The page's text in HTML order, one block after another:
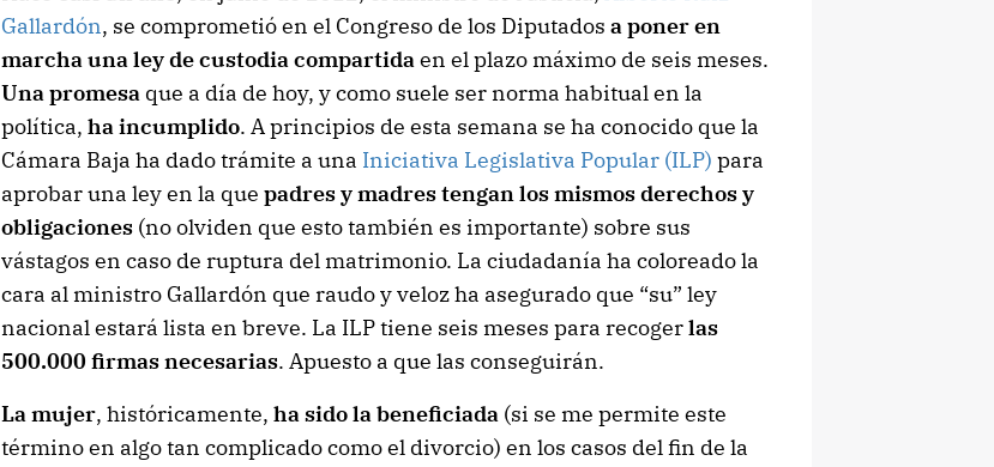
Gallardón, se comprometió en el Congreso de los Diputados a poner en
marcha una ley de custodia compartidaen el plazo máximo de seis meses.
Una promesaque a día de hoy, y como suele ser norma habitual en la
política, ha incumplido. A principios de esta semana se ha conocido que la
Cámara Baja ha dado trámite a una Iniciativa Legislativa Popular (ILP) para
aprobar una ley en la que padres y madres tengan los mismos derechos y
obligaciones(no olviden que esto también es importante) sobre sus
vástagos en caso de ruptura del matrimonio. La ciudadanía ha coloreado la
cara al ministro Gallardón que raudo y veloz ha asegurado que “su” ley
nacional estará lista en breve. La ILP tiene seis meses para recogerlas
500.000 firmas necesarias. Apuesto a que las conseguirán.
La mujer, históricamente, ha sido la beneficiada(si se me permite este
término en algo tan complicado como el divorcio) en los casos del fin de la